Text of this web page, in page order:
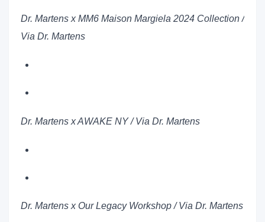
Dr. Martens x MM6 Maison Margiela 2024 Collection /
Via Dr. Martens
Dr. Martens x AWAKE NY / Via Dr. Martens
Dr. Martens x Our Legacy Workshop / Via Dr. Martens